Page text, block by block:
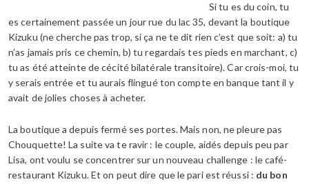
Si tu es du coin, tu
es certainement passée un jour rue du lac 35, devant la boutique
Kizuku (ne cherche pas trop, si ça ne te dit rien c’est que soit: a) tu
n’as jamais pris ce chemin, b) tu regardais tes pieds en marchant, c)
tu as été atteinte de cécité bilatérale transitoire). Car crois-moi, tu
y serais entrée et tu aurais flingué ton compte en banque tant il y
avait de jolies choses à acheter.
La boutique a depuis fermé ses portes. Mais non, ne pleure pas
Chouquette! La suite va te ravir : le couple, aidés depuis peu par
Lisa, ont voulu se concentrer sur un nouveau challenge : le café-
restaurant Kizuku. Et on peut dire que le pari est réussi : du bon